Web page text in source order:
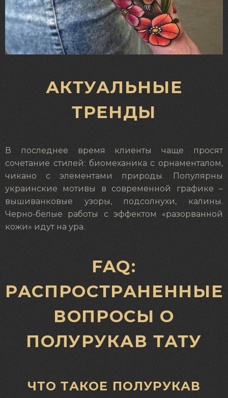
АКТУАЛЬНЫЕ
ТРЕНДЫ
В последнее время клиенты чаще просят
сочетание стилей: биомеханика с орнаменталом,
чикано с элементами природы. Популярны
украинские мотивы в современной графике –
вышиванковые узоры, подсолнухи, калины.
Черно-белые работы с эффектом «разорванной
кожи» идут на ура.
FAQ:
РАСПРОСТРАНЕННЫЕ
ВОПРОСЫ О
ПОЛУРУКАВ ТАТУ
ЧТО ТАКОЕ ПОЛУРУКАВ